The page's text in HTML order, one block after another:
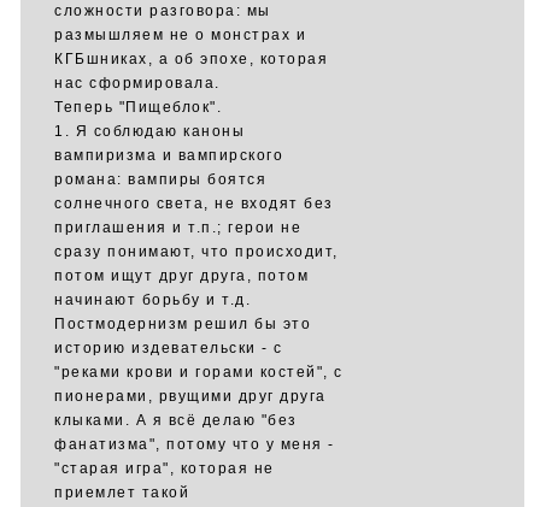
сложности разговора: мы
размышляем не о монстрах и
КГБшниках, а об эпохе, которая
нас сформировала.
Теперь "Пищеблок".
1. Я соблюдаю каноны
вампиризма и вампирского
романа: вампиры боятся
солнечного света, не входят без
приглашения и т.п.; герои не
сразу понимают, что происходит,
потом ищут друг друга, потом
начинают борьбу и т.д.
Постмодернизм решил бы это
историю издевательски - с
"реками крови и горами костей", с
пионерами, рвущими друг друга
клыками. А я всё делаю "без
фанатизма", потому что у меня -
"старая игра", которая не
приемлет такой